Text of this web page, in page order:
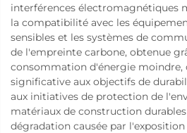
interférences électromagnétiques
la compatibilité avec les
sensibles et les systèmes de
de l'empreinte carbone, obtenue
consommation d'énergie moindre,
significative aux objectifs de
aux initiatives de protection de
matériaux de construction
dégradation causée par l'exposition